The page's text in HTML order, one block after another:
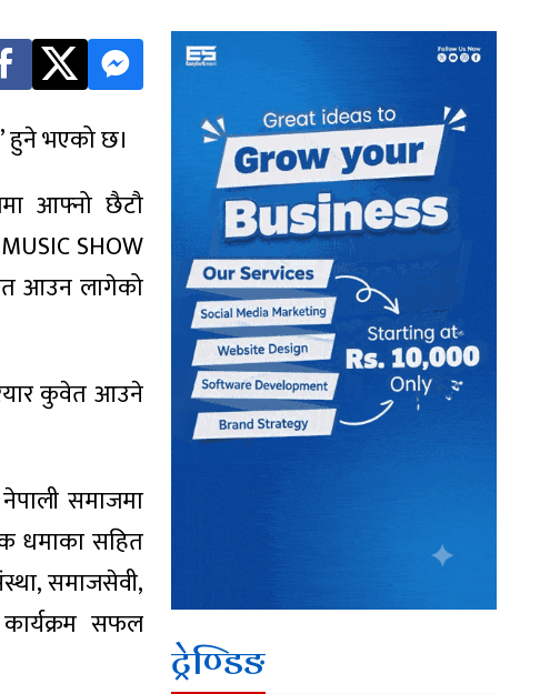
हुने भएको छ।
आफ्नो छैटौ
SHOW
आउन लागेको
कुवेत आउने
समाजमा
धमाका सहित
समाजसेवी,
सफल
ट्रेण्डिङ